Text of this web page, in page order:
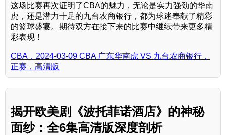
这场比赛再次证明了CBA的魅力，无论是实力强劲的华南
虎，还是潜力十足的九台农商银行，都为球迷奉献了精彩
的篮球盛宴。期待双方在接下来的比赛中继续带来更多精
彩表现！
CBA，2024-03-09 CBA 广东华南虎 VS 九台农商银行，
正赛，高清版
揭开欧美剧《波托菲诺酒店》的神秘
面纱：全6集高清版深度剖析